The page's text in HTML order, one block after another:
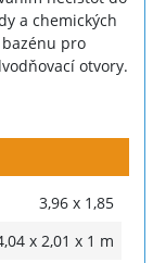
a chemických
pro
otvory.
3,96 x 1,85
x 2,01 x 1 m